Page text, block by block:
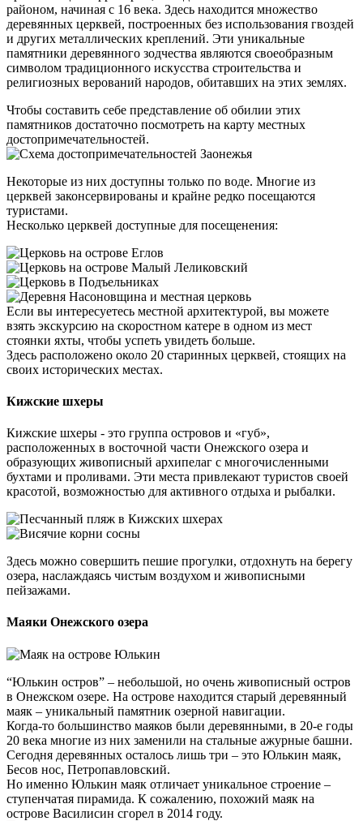
районом, начиная с 16 века. Здесь находится множество
деревянных церквей, построенных без использования гвоздей
и других металлических креплений. Эти уникальные
памятники деревянного зодчества являются своеобразным
символом традиционного искусства строительства и
религиозных верований народов, обитавших на этих землях.
Чтобы составить себе представление об обилии этих
памятников достаточно посмотреть на карту местных
достопримечательностей.
Некоторые из них доступны только по воде. Многие из
церквей законсервированы и крайне редко посещаются
туристами.
Несколько церквей доступные для посещенения:
Если вы интересуетесь местной архитектурой, вы можете
взять экскурсию на скоростном катере в одном из мест
стоянки яхты, чтобы успеть увидеть больше.
Здесь расположено около 20 старинных церквей, стоящих на
своих исторических местах.
Кижские шхеры
Кижские шхеры - это группа островов и «губ»,
расположенных в восточной части Онежского озера и
образующих живописный архипелаг с многочисленными
бухтами и проливами. Эти места привлекают туристов своей
красотой, возможностью для активного отдыха и рыбалки.
Здесь можно совершить пешие прогулки, отдохнуть на берегу
озера, наслаждаясь чистым воздухом и живописными
пейзажами.
Маяки Онежского озера
“Юлькин остров” – небольшой, но очень живописный остров
в Онежском озере. На острове находится старый деревянный
маяк – уникальный памятник озерной навигации.
Когда-то большинство маяков были деревянными, в 20-е годы
20 века многие из них заменили на стальные ажурные башни.
Сегодня деревянных осталось лишь три – это Юлькин маяк,
Бесов нос, Петропавловский.
Но именно Юлькин маяк отличает уникальное строение –
ступенчатая пирамида. К сожалению, похожий маяк на
острове Василисин сгорел в 2014 году.